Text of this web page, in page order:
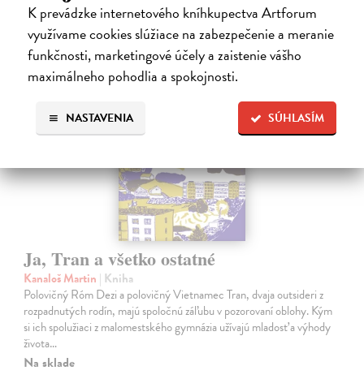
K prevádzke internetového kníhkupectva Artforum
využívame cookies slúžiace na zabezpečenie a meranie
funkčnosti, marketingové účely a zaistenie vášho
maximálneho pohodlia a spokojnosti.
SÚHLASÍM
NASTAVENIA
16,90 € ?
Ja, Tran a všetko ostatné
Kanaloš Martin | Kniha
Polovičný Róm Dezi a polovičný Vietnamec Tran, dvaja outsideri z
rozpadnutých rodín, majú spoločnú záľubu v pozorovaní oblohy. Kým
si ich spolužiaci z malomestského gymnázia užívajú mladosť a výhody
života…
Na sklade